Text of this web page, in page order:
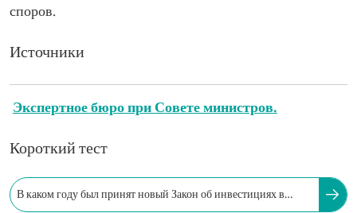
споров.
Источники
Экспертное бюро при Совете министров.
Короткий тест
В каком году был принят новый Закон об инвестициях в